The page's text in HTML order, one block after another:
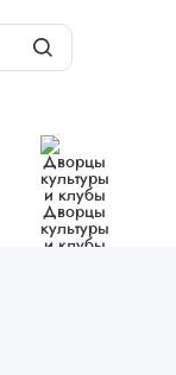
Дворцы
культуры
и клубы